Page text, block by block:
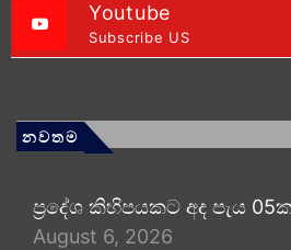
Youtube
Subscribe US
නවතම
ප්‍රදේශ කිහිපයකට අද පැය
August 6, 2026